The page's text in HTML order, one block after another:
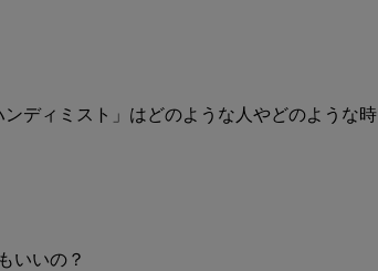
ディミスト」はどのような人やどのような時
いいの？